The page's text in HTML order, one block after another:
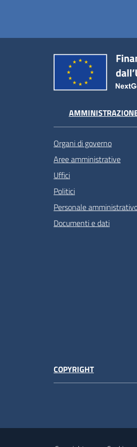
Organi di governo
Aree amministrative
Uffici
Politici
Personale
Documenti e dati
COPYRIGHT